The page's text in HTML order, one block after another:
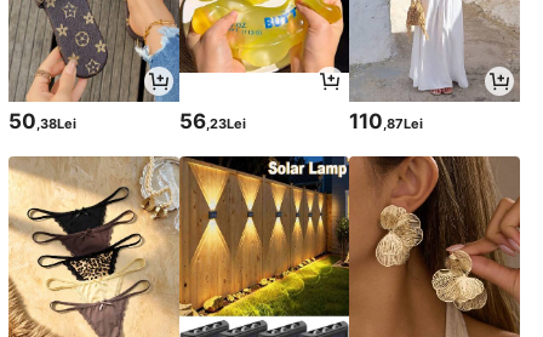
50 ,38Lei 56,23Lei 110 ,87Lei